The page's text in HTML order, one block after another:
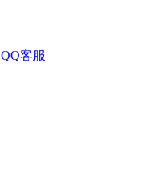
QQ客服